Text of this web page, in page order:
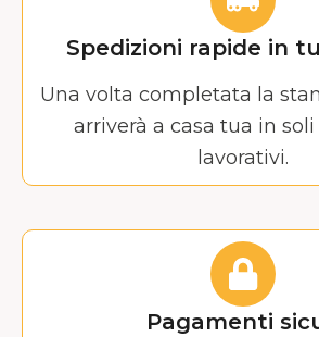
Spedizioni rapide in
Una volta completata la
arriverà a casa tua in
lavorativi.
Pagamenti